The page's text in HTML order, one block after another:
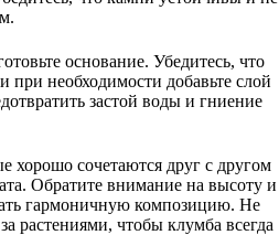
основание. Убедитесь, что
при необходимости добавьте слой
застой воды и гниение
хорошо сочетаются друг с другом
Обратите внимание на высоту и
гармоничную композицию. Не
растениями, чтобы клумба всегда